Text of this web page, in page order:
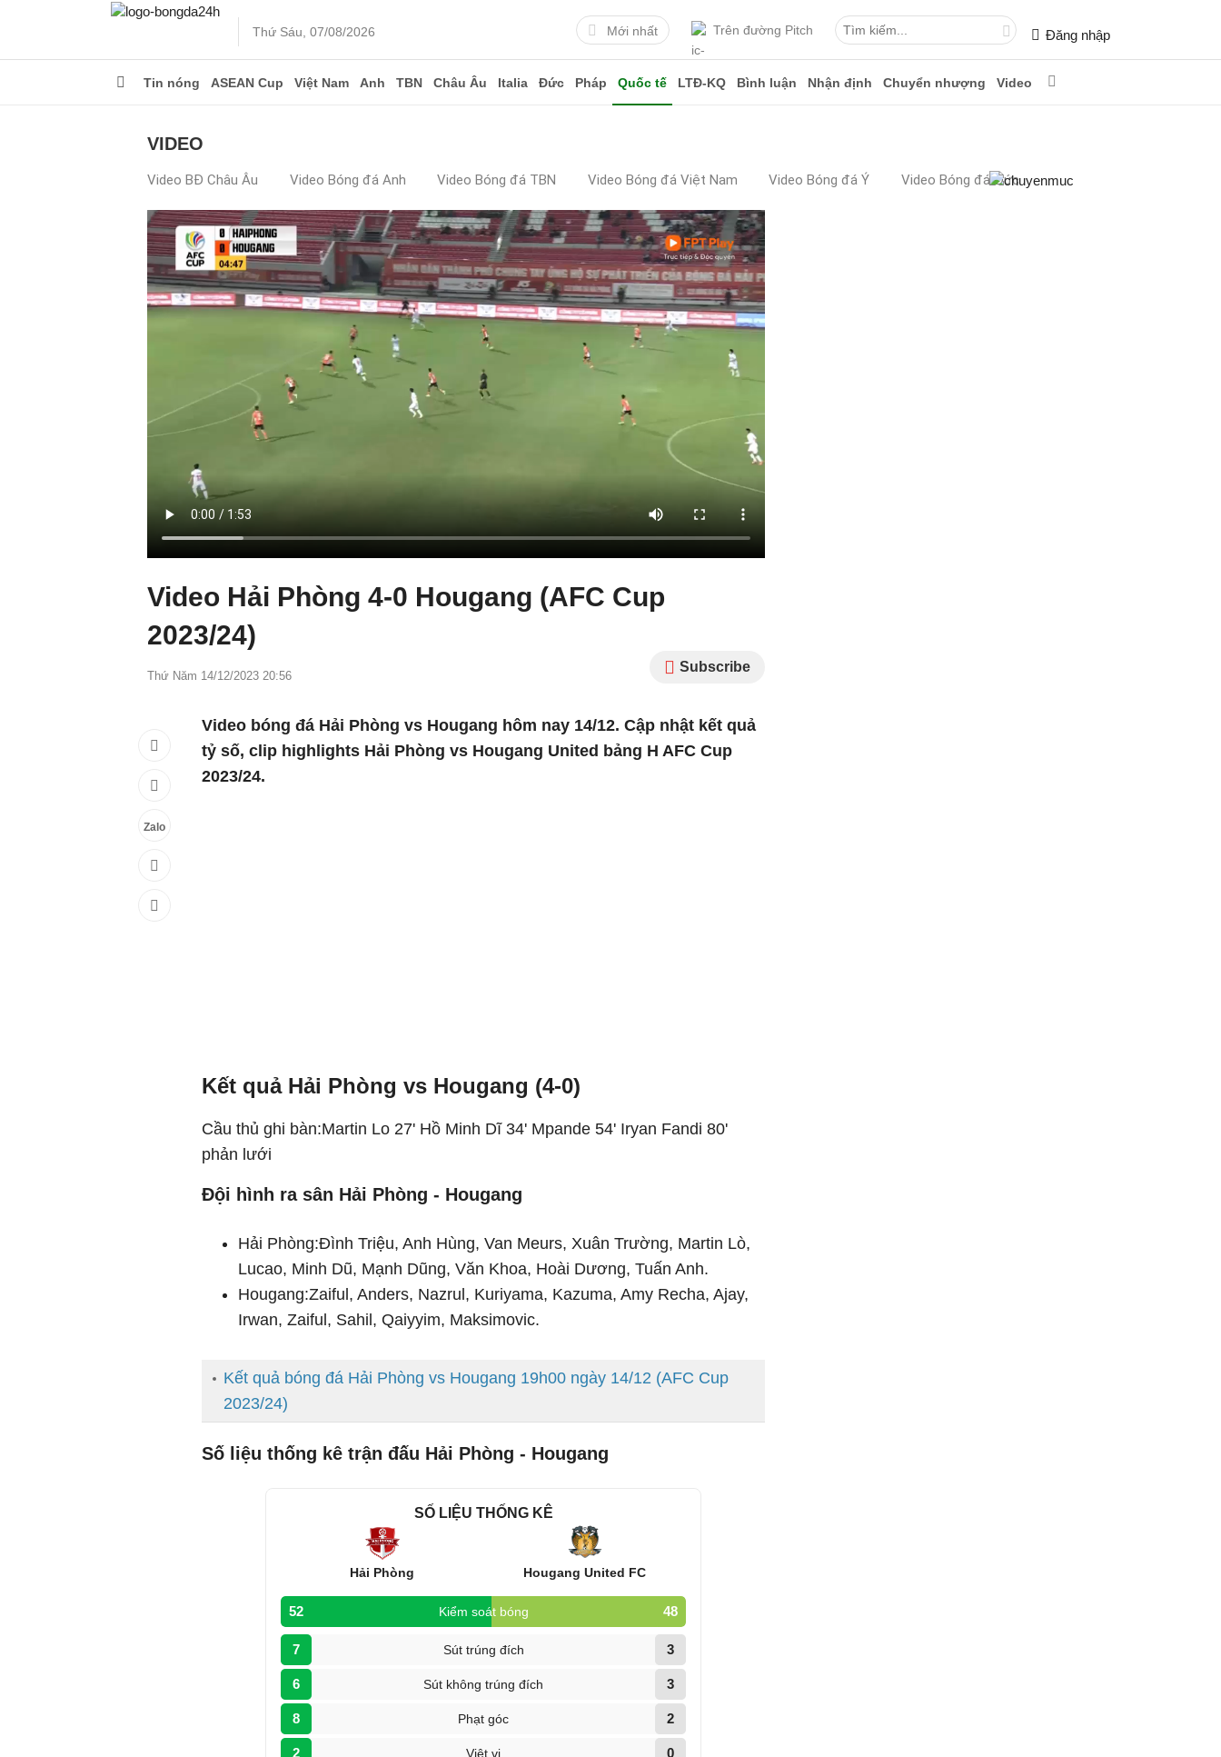
Thứ Sáu, 07/08/2026 Mới nhất Trên đường Pitch Đăng nhập
Tin nóng ASEAN Cup Việt Nam Anh TBN Châu Âu Italia Đức Pháp Quốc tế LTĐ-KQ Bình luận Nhận định Chuyển nhượng Video
VIDEO
Video BĐ Châu Âu Video Bóng đá Anh Video Bóng đá TBN Video Bóng đá Việt Nam Video Bóng đá Ý Video Bóng đá Đức
Video Hải Phòng 4-0 Hougang (AFC Cup
2023/24)
Thứ Năm 14/12/2023 20:56
Subscribe
Zalo
Video bóng đá Hải Phòng vs Hougang hôm nay 14/12. Cập nhật kết quả
tỷ số, clip highlights Hải Phòng vs Hougang United bảng H AFC Cup
2023/24.
Kết quả Hải Phòng vs Hougang (4-0)
Cầu thủ ghi bàn:Martin Lo 27' Hồ Minh Dĩ 34' Mpande 54' Iryan Fandi 80'
phản lưới
Đội hình ra sân Hải Phòng - Hougang
Hải Phòng:Đình Triệu, Anh Hùng, Van Meurs, Xuân Trường, Martin Lò,
Lucao, Minh Dũ, Mạnh Dũng, Văn Khoa, Hoài Dương, Tuấn Anh.
Hougang:Zaiful, Anders, Nazrul, Kuriyama, Kazuma, Amy Recha, Ajay,
Irwan, Zaiful, Sahil, Qaiyyim, Maksimovic.
Kết quả bóng đá Hải Phòng vs Hougang 19h00 ngày 14/12 (AFC Cup
2023/24)
Số liệu thống kê trận đấu Hải Phòng - Hougang